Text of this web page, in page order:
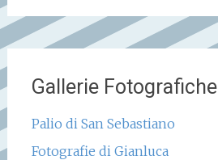
Gallerie Fotografiche
Palio di San Sebastiano
Fotografie di Gianluca